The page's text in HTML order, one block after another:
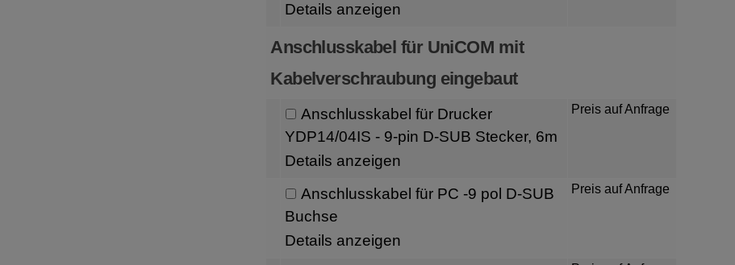
Details anzeigen
Anschlusskabel für UniCOM mit
Kabelverschraubung eingebaut
Anschlusskabel für Drucker
YDP14/04IS - 9-pin D-SUB Stecker, 6m
Details anzeigen
Preis auf Anfrage
Anschlusskabel für PC -9 pol D-SUB
Buchse
Details anzeigen
Preis auf Anfrage